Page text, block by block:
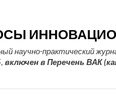
научно-практический
включен в Перечень ВАК